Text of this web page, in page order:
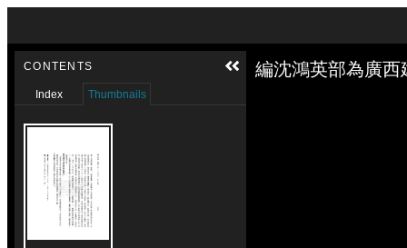
Media Viewer
編沈鴻英部為廣西
CONTENTS
Index Thumbnails